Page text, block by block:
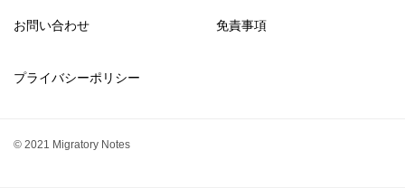
お問い合わせ 免責事項
プライバシーポリシー
© 2021 Migratory Notes